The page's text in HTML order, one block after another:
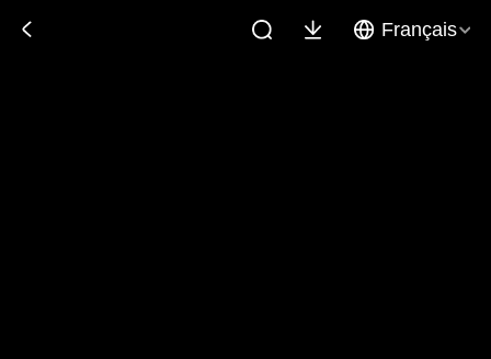
Français